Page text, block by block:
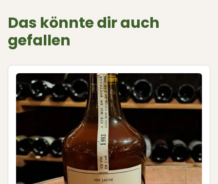
Das könnte dir auch
gefallen